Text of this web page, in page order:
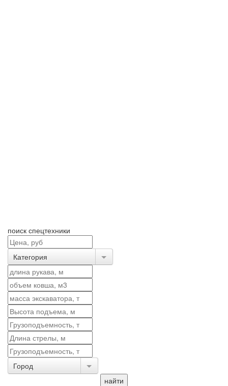
поиск спецтехники
Категория
Город